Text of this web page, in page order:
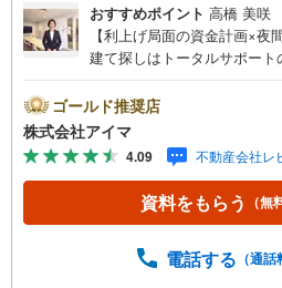
おすすめポイント 高橋 美咲
【利上げ局面の資金計画×
建て探しはトータルサポー
画」から「物件選び」まで全
す。＼株式会社アイマが選ば
のローンの提案力】大手ネッ
関と提携。お借入期間「最長
金利プランなど、購入後の
最適な資金計画をご提案し
いて移動が大変」という方
ゴールド推奨店
株式会社アイマ
4.09 不動産会社レ
資料をもらう （無
電話する （通話